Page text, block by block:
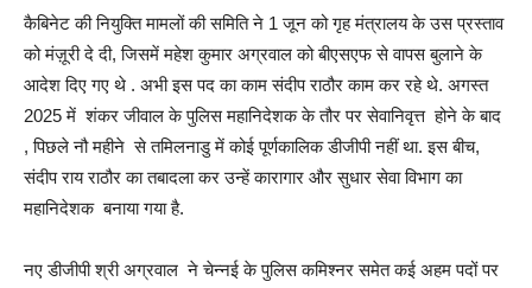
कैबिनेट की नियुक्ति मामलों की समिति ने 1 जून को गृह मंत्रालय के उस प्रस्ताव
को मंज़ूरी दे दी, जिसमें महेश कुमार अग्रवाल को बीएसएफ से वापस बुलाने के
आदेश दिए गए थे . अभी इस पद का काम संदीप राठौर काम कर रहे थे. अगस्त
2025 में शंकर जीवाल के पुलिस महानिदेशक के तौर पर सेवानिवृत्त होने के बाद
, पिछले नौ महीने से तमिलनाडु में कोई पूर्णकालिक डीजीपी नहीं था. इस बीच,
संदीप राय राठौर का तबादला कर उन्हें कारागार और सुधार सेवा विभाग का
महानिदेशक बनाया गया है.
नए डीजीपी श्री अग्रवाल ने चेन्नई के पुलिस कमिश्नर समेत कई अहम पदों पर